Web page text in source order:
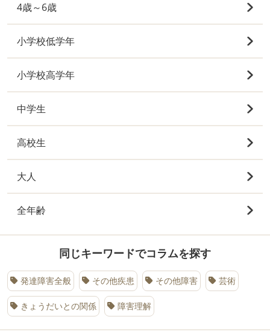
4歳～6歳
小学校低学年
小学校高学年
中学生
高校生
大人
全年齢
同じキーワードでコラムを探す
発達障害全般 その他疾患 その他障害 芸術
きょうだいとの関係 障害理解